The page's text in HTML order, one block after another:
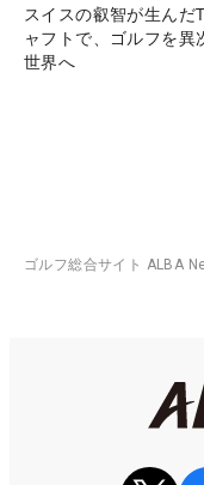
スイスの叡智が生んだ
ャフトで、ゴルフを異
世界へ
ゴルフ総合サイト ALBA